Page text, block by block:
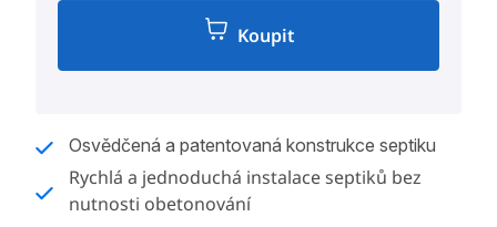
Koupit
Osvědčená a patentovaná konstrukce septiku
Rychlá a jednoduchá instalace septiků bez
nutnosti obetonování